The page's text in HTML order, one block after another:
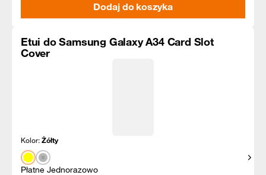
Dodaj do koszyka
Etui do Samsung Galaxy A34 Card Slot
Cover
Kolor:Żółty
Płatne Jednorazowo